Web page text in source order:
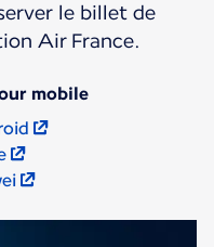
le billet de
Air France.
mobile